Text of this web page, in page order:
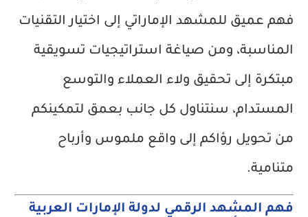
فهم عميق للمشهد الإماراتي إلى اختيار التقنيات
المناسبة، ومن صياغة استراتيجيات تسويقية
مبتكرة إلى تحقيق ولاء العملاء والتوسع
المستدام، سنتناول كل جانب بعمق لتمكينكم
من تحويل رؤاكم إلى واقع ملموس وأرباح
متنامية.
فهم المشهد الرقمي لدولة الإمارات العربية